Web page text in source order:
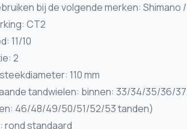
bij de volgende merken: Shimano /
CT2
11/10
2
110 mm
tandwielen: binnen: 33/34/35/36/
46/48/49/50/51/52/53 tanden)
rond standaard